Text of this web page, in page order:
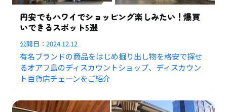
円安でもハワイでショッピング楽しみたい！爆買
いできるスポット5選
公開日：2024.12.12
有名ブランドの商品をはじめ掘り出し物を格安で探せ
るオアフ島のディスカウントショップ、ディスカウン
ト百貨店チェーンをご紹介